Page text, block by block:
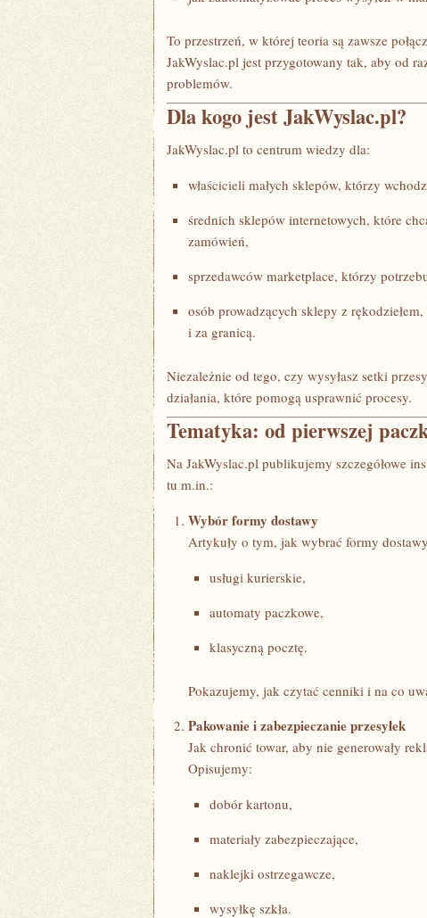
To przestrzeń, w której teoria są zawsze
JakWyslac.pl jest przygotowany tak, aby od
problemów.
Dla kogo jest JakWyslac.pl?
JakWyslac.pl to centrum wiedzy dla:
właścicieli małych sklepów, którzy
średnich sklepów internetowych, które
zamówień,
sprzedawców marketplace, którzy
osób prowadzących sklepy z
i za granicą.
Niezależnie od tego, czy wysyłasz setki
działania, które pomogą usprawnić procesy.
Tematyka: od pierwszej
Na JakWyslac.pl publikujemy szczegółowe
tu m.in.:
Wybór formy dostawy
Artykuły o tym, jak wybrać formy
usługi kurierskie,
automaty paczkowe,
klasyczną pocztę.
Pokazujemy, jak czytać cenniki i na co
Pakowanie i zabezpieczanie przesyłek
Jak chronić towar, aby nie generowały
Opisujemy:
dobór kartonu,
materiały zabezpieczające,
naklejki ostrzegawcze,
wysyłkę szkła.